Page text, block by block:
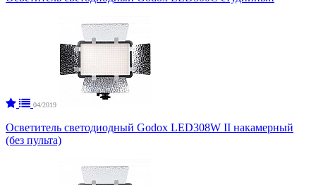
04/2019
Осветитель светодиодный Godox LED308W II накамерный
(без пульта)